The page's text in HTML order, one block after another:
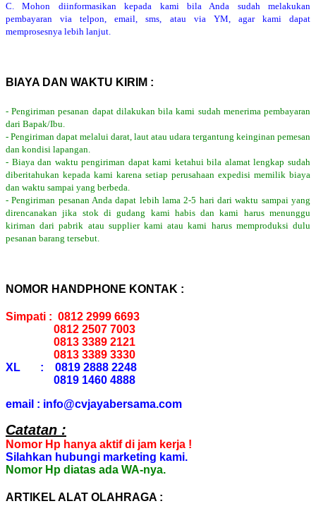
C. Mohon diinformasikan kepada kami bila Anda sudah melakukan
pembayaran via telpon, email, sms, atau via YM, agar kami dapat
memprosesnya lebih lanjut.
BIAYA DAN WAKTU KIRIM :
- Pengiriman pesanan dapat dilakukan bila kami sudah menerima pembayaran
dari Bapak/Ibu.
- Pengiriman dapat melalui darat, laut atau udara tergantung keinginan pemesan
dan kondisi lapangan.
- Biaya dan waktu pengiriman dapat kami ketahui bila alamat lengkap sudah
diberitahukan kepada kami karena setiap perusahaan expedisi memilik biaya
dan waktu sampai yang berbeda.
- Pengiriman pesanan Anda dapat lebih lama 2-5 hari dari waktu sampai yang
direncanakan jika stok di gudang kami habis dan kami harus menunggu
kiriman dari pabrik atau supplier kami atau kami harus memproduksi dulu
pesanan barang tersebut.
NOMOR HANDPHONE KONTAK :
Simpati : 0812 2999 6693
0812 2507 7003
0813 3389 2121
0813 3389 3330
XL : 0819 2888 2248
0819 1460 4888
email : info@cvjayabersama.com
Catatan :
Nomor Hp hanya aktif di jam kerja !
Silahkan hubungi marketing kami.
Nomor Hp diatas ada WA-nya.
ARTIKEL ALAT OLAHRAGA :